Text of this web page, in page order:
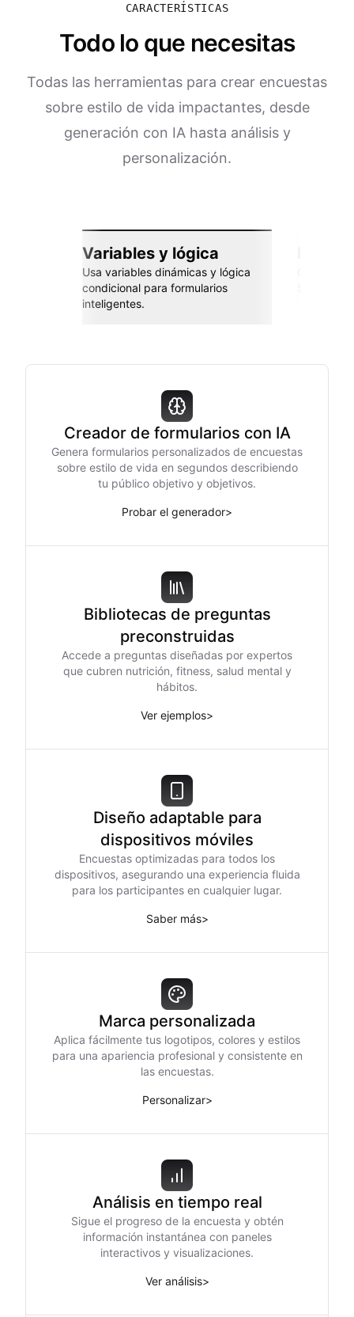
CARACTERÍSTICAS
Todo lo que necesitas
Todas las herramientas para crear encuestas
sobre estilo de vida impactantes, desde
generación con IA hasta análisis y
personalización.
Variables y lógica
Usa variables dinámicas y lógica
condicional para formularios
inteligentes.
Creador de formularios con IA
Genera formularios personalizados de encuestas
sobre estilo de vida en segundos describiendo
tu público objetivo y objetivos.
Probar el generador>
Bibliotecas de preguntas
preconstruidas
Accede a preguntas diseñadas por expertos
que cubren nutrición, fitness, salud mental y
hábitos.
Ver ejemplos>
Diseño adaptable para
dispositivos móviles
Encuestas optimizadas para todos los
dispositivos, asegurando una experiencia fluida
para los participantes en cualquier lugar.
Saber más>
Marca personalizada
Aplica fácilmente tus logotipos, colores y estilos
para una apariencia profesional y consistente en
las encuestas.
Personalizar>
Análisis en tiempo real
Sigue el progreso de la encuesta y obtén
información instantánea con paneles
interactivos y visualizaciones.
Ver análisis>